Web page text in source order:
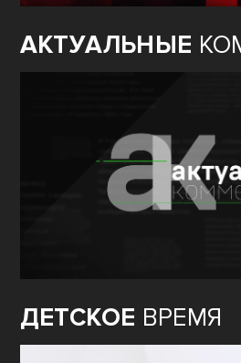
АКТУАЛЬНЫЕ
ДЕТСКОЕ ВРЕМЯ